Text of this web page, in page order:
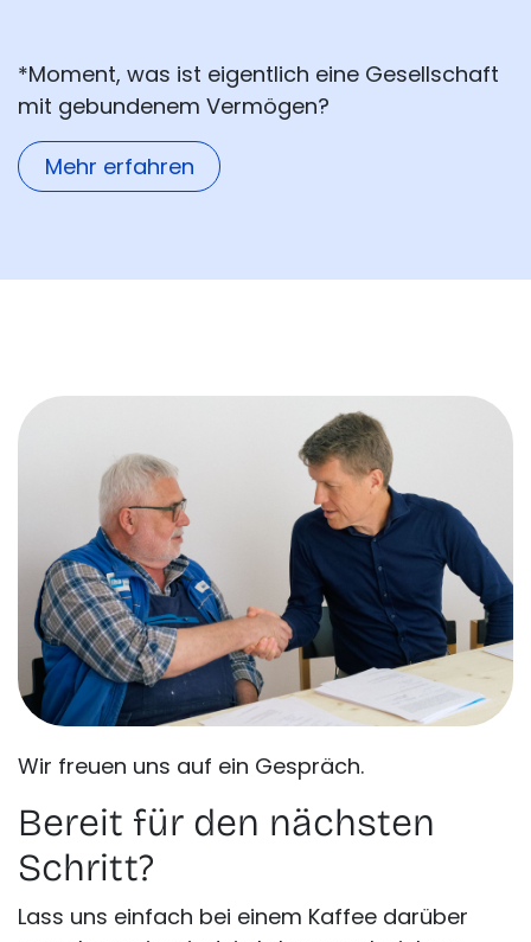
*Moment, was ist eigentlich eine Gesellschaft
mit gebundenem Vermögen?
Mehr erfahren
Wir freuen uns auf ein Gespräch.
Bereit für den nächsten
Schritt?
Lass uns einfach bei einem Kaffee darüber